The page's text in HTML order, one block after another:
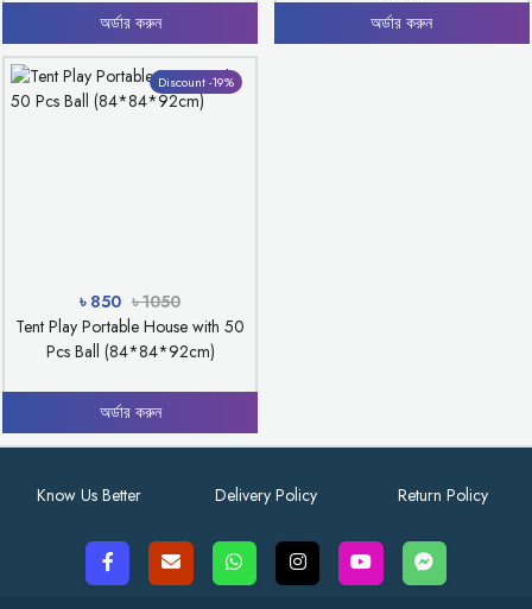
অর্ডার করুন
অর্ডার করুন
Discount -19%
৳ 850 ৳ 1050
Tent Play Portable House with 50
Pcs Ball (84*84*92cm)
অর্ডার করুন
Know Us Better Delivery Policy Return Policy